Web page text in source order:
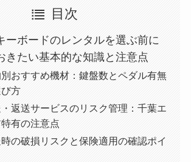
目次
ーボードのレンタルを選ぶ前に
きたい基本的な知識と注意点
別おすすめ機材：鍵盤数とペダル有無
方
返送サービスのリスク管理：千葉エ
特有の注意点
の破損リスクと保険適用の確認ポイ